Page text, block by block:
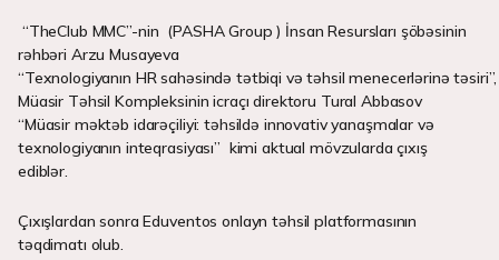
“TheClub MMC”-nin (PASHA Group ) İnsan Resursları şöbəsinin
rəhbəri Arzu Musayeva
“Texnologiyanın HR sahəsində tətbiqi və təhsil menecerlərinə təsiri”,
Müasir Təhsil Kompleksinin icraçı direktoru Tural Abbasov
“Müasir məktəb idarəçiliyi: təhsildə innovativ yanaşmalar və
texnologiyanın inteqrasiyası” kimi aktual mövzularda çıxış
ediblər.
Çıxışlardan sonra Eduventos onlayn təhsil platformasının
təqdimatı olub.